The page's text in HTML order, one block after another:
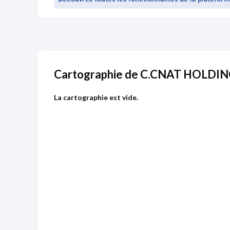
Cartographie de C.CNAT
La cartographie est vide.